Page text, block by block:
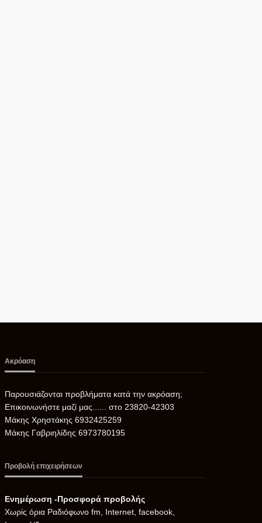
Ακρόαση
Παρουσιάζονται προβλήματα κατά την ακρόαση;
Επικοινωνήστε μαζί μας...... στο 23820-42303
Μάκης Χρηστάκης 6932425259
Μάκης Γαβριηλίδης 6973780195
Προβολή επιχειρήσεων
Ενημέρωση -Προσφορά προβολής
Xωρίς όρια Ραδιόφωνο fm, Internet, facebook,